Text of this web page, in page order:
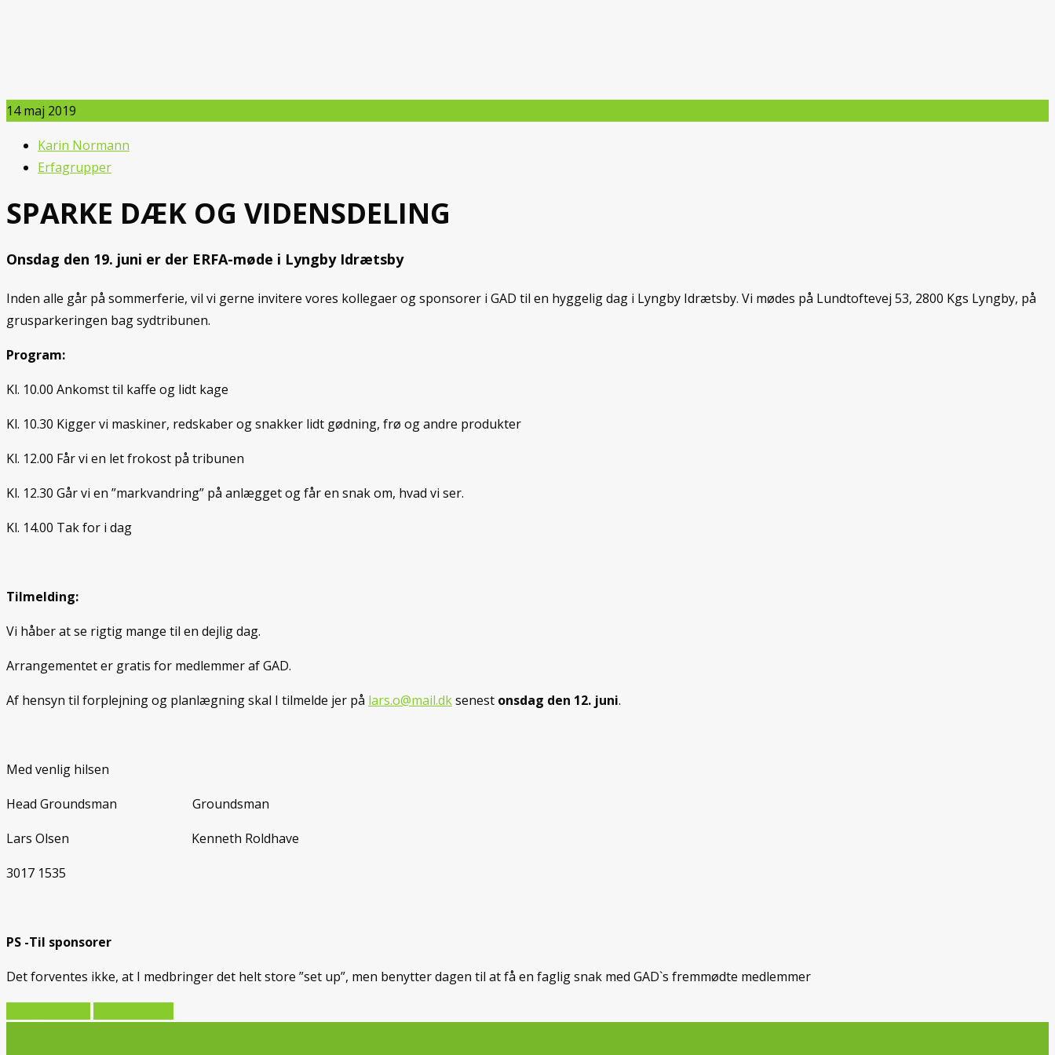
14maj 2019
Karin Normann
Erfagrupper
SPARKE DÆK OG VIDENSDELING
Onsdag den 19. juni er der ERFA-møde i Lyngby Idrætsby
Inden alle går på sommerferie, vil vi gerne invitere vores kollegaer og sponsorer i GAD til en hyggelig dag i Lyngby Idrætsby. Vi mødes på Lundtoftevej 53, 2800 Kgs Lyngby, på
grusparkeringen bag sydtribunen.
Program:
Kl. 10.00 Ankomst til kaffe og lidt kage
Kl. 10.30 Kigger vi maskiner, redskaber og snakker lidt gødning, frø og andre produkter
Kl. 12.00 Får vi en let frokost på tribunen
Kl. 12.30 Går vi en ”markvandring” på anlægget og får en snak om, hvad vi ser.
Kl. 14.00 Tak for i dag
Tilmelding:
Vi håber at se rigtig mange til en dejlig dag.
Arrangementet er gratis for medlemmer af GAD.
Af hensyn til forplejning og planlægning skal I tilmelde jer på lars.o@mail.dksenest onsdag den 12. juni.
Med venlig hilsen
Head Groundsman Groundsman
Lars Olsen Kenneth Roldhave
3017 1535
PS -Til sponsorer
Det forventes ikke, at I medbringer det helt store ”set up”, men benytter dagen til at få en faglig snak med GAD`s fremmødte medlemmer